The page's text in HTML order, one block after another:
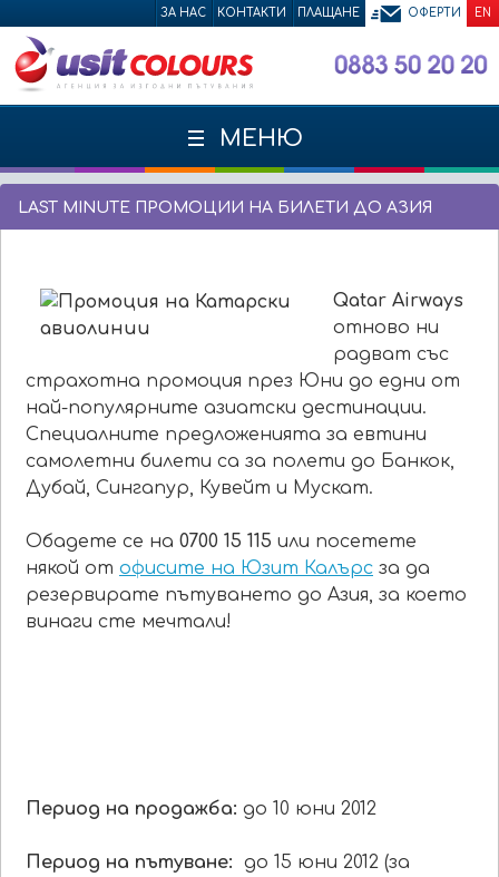
ЗА НАС КОНТАКТИ ПЛАЩАНЕ ОФЕРТИ EN
МЕНЮ
LAST MINUTE ПРОМОЦИИ НА БИЛЕТИ ДО АЗИЯ
Qatar Airways
отново ни
радват със
страхотна промоция през Юни до едни от
най-популярните азиатски дестинации.
Специалните предложенията за евтини
самолетни билети са за полети до Банкок,
Дубай, Сингапур, Кувейт и Мускат.
Обадете се на 0700 15 115 или посетете
някой от офисите на Юзит Калърс за да
резервирате пътуването до Азия, за което
винаги сте мечтали!
Период на продажба: до 10 юни 2012
Период на пътуване: до 15 юни 2012 (за